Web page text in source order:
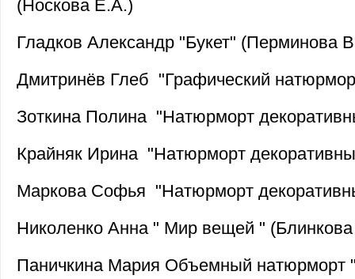
(Носкова Е.А.)
Гладков Александр "Букет" (Перминова
Дмитринёв Глеб "Графический
Зоткина Полина "Натюрморт
Крайняк Ирина "Натюрморт
Маркова Софья "Натюрморт
Николенко Анна " Мир вещей "
Паничкина Мария Объемный натюрморт